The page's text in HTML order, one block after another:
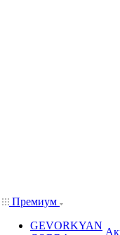
Премиум
GEVORKYAN